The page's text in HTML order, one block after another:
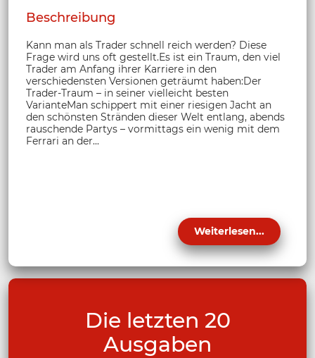
Beschreibung
Kann man als Trader schnell reich werden? Diese
Frage wird uns oft gestellt.Es ist ein Traum, den viel
Trader am Anfang ihrer Karriere in den
verschiedensten Versionen geträumt haben:Der
Trader-Traum – in seiner vielleicht besten
VarianteMan schippert mit einer riesigen Jacht an
den schönsten Stränden dieser Welt entlang, abends
rauschende Partys – vormittags ein wenig mit dem
Ferrari an der...
Weiterlesen...
Die letzten 20
Ausgaben